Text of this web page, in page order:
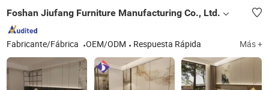
Foshan Jiufang Furniture Manufacturing Co., Ltd.
Fabricante/Fábrica OEM/ODM Respuesta Rápida Más +